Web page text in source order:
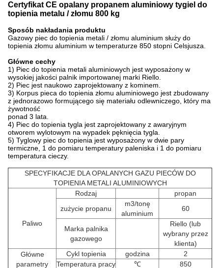
Certyfikat CE opalany propanem aluminiowy tygiel do
topienia metalu / złomu 800 kg
Sposób nakładania produktu
Gazowy piec do topienia metali / złomu aluminium służy do
topienia złomu aluminium w temperaturze 850 stopni Celsjusza.
Główne cechy
1) Piec do topienia metali aluminiowych jest wyposażony w
wysokiej jakości palnik importowanej marki Riello.
2) Piec jest naukowo zaprojektowany z kominem.
3) Korpus pieca do topienia złomu aluminiowego jest zbudowany
z jednorazowo formującego się materiału odlewniczego, który ma
żywotność
ponad 3 lata.
4) Piec do topienia tygla jest zaprojektowany z awaryjnym
otworem wylotowym na wypadek pęknięcia tygla.
5) Tyglowy piec do topienia jest wyposażony w dwie pary
termiczne, 1 do pomiaru temperatury paleniska i 1 do pomiaru
temperatura cieczy.
SPECYFIKACJE DLA OPALANYCH GAZU PIECÓW DO
TOPIENIA METALI ALUMINIOWYCH
Paliwo
Rodzaj
propan
zużycie propanu
m3/tonę
aluminium
60
Marka palnika
gazowego
Riello (lub
wybrany przez
klienta)
Główne
parametry
Cykl topienia godzina
2
Temperatura pracy
℃ 850